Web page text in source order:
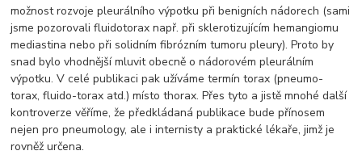
možnost rozvoje pleurálního výpotku při benigních nádorech (sami
jsme pozorovali fluidotorax např. při sklerotizujícím hemangiomu
mediastina nebo při solidním fibrózním tumoru pleury). Proto by
snad bylo vhodnější mluvit obecně o nádorovém pleurálním
výpotku. V celé publikaci pak užíváme termín torax (pneumo-
torax, fluido-torax atd.) místo thorax. Přes tyto a jistě mnohé další
kontroverze věříme, že předkládaná publikace bude přínosem
nejen pro pneumology, ale i internisty a praktické lékaře, jimž je
rovněž určena.